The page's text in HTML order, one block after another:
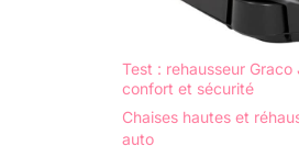
Test : rehausseur
confort et sécurité
Chaises hautes et
auto